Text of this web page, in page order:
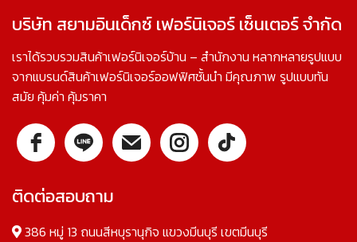
บริษัท สยามอินเด็กซ์ เฟอร์นิเจอร์ เซ็นเตอร์ จำกัด
เราได้รวบรวมสินค้าเฟอร์นิเจอร์บ้าน – สำนักงาน หลากหลายรูปแบบ
จากแบรนด์สินค้าเฟอร์นิเจอร์ออฟฟิศชั้นนำ มีคุณภาพ รูปแบบทัน
สมัย คุ้มค่า คุ้มราคา
ติดต่อสอบถาม
386 หมู่ 13 ถนนสีหบุรานุกิจ แขวงมีนบุรี เขตมีนบุรี